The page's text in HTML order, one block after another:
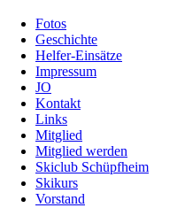
Fotos
Geschichte
Helfer-Einsätze
Impressum
JO
Kontakt
Links
Mitglied
Mitglied werden
Skiclub Schüpfheim
Skikurs
Vorstand